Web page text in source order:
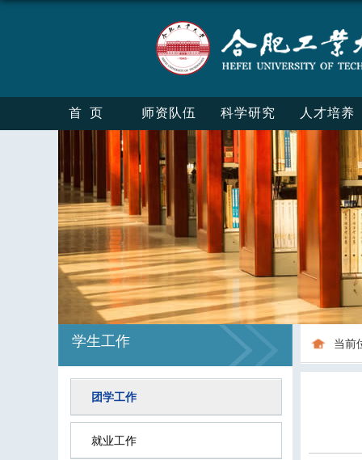
首页 师资队伍 科学研究 人才培养
学生工作
团学工作
就业工作
当前